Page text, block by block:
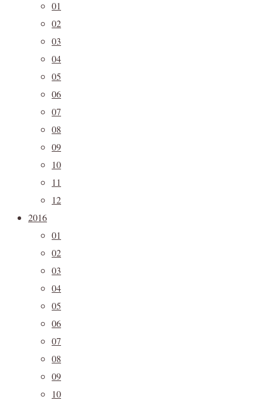
01
02
03
04
05
06
07
08
09
10
11
12
2016
01
02
03
04
05
06
07
08
09
10